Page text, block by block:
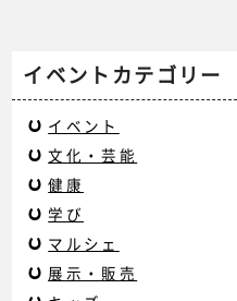
イベントカテゴリー
イベント
文化・芸能
健康
学び
マルシェ
展示・販売